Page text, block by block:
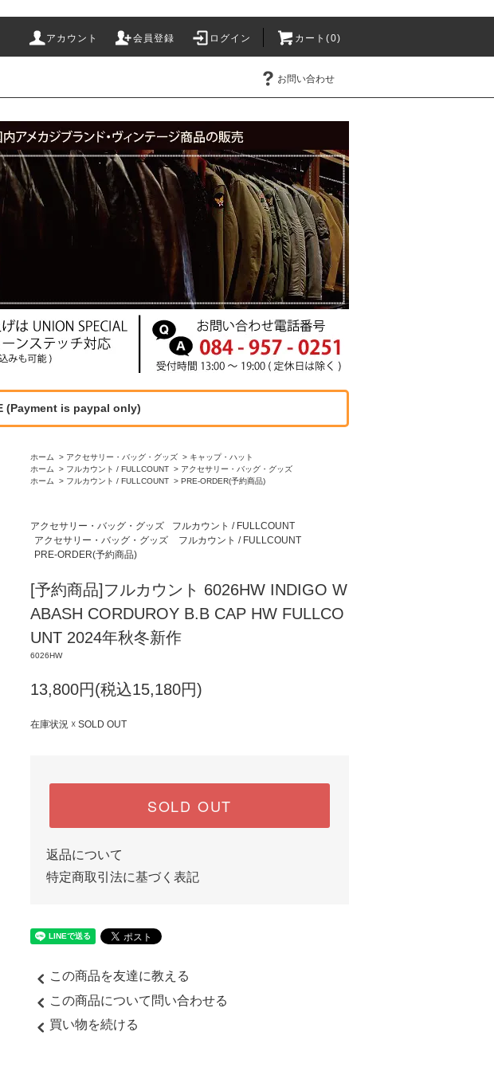
アカウント 会員登録 ログイン カート(0)
お問い合わせ
(Payment is paypal only)
ホーム > アクセサリー・バッグ・グッズ > キャップ・ハット
ホーム
> フルカウント / FULLCOUNT > アクセサリー・バッグ・グッズ
ホーム
> フルカウント / FULLCOUNT > PRE-ORDER(予約商品)
アクセサリー・バッグ・グッズ
フルカウント / FULLCOUNT
アクセサリー・バッグ・グッズ
フルカウント / FULLCOUNT
PRE-ORDER(予約商品)
[予約商品]フルカウント 6026HW INDIGO W
ABASH CORDUROY B.B CAP HW FULLCO
UNT 2024年秋冬新作
6026HW
13,800円(税込15,180円)
在庫状況 ☓ SOLD OUT
SOLD OUT
返品について
特定商取引法に基づく表記
この商品を友達に教える
この商品について問い合わせる
買い物を続ける